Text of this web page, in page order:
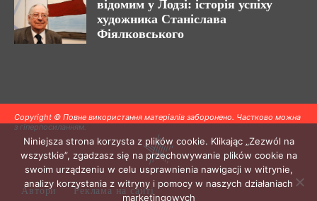
відомим у Лодзі: історія успіху
художника Станіслава
Фіялковського
Copyright © Повне використання матеріалів заборонено. Частково можна
з гіперпосиланням.
Автори Реклама на сайті
Niniejsza strona korzysta z plików cookie. Klikając „Zezwól na
wszystkie”, zgadzasz się na przechowywanie plików cookie na
swoim urządzeniu w celu usprawnienia nawigacji w witrynie,
analizy korzystania z witryny i pomocy w naszych działaniach
marketingowych